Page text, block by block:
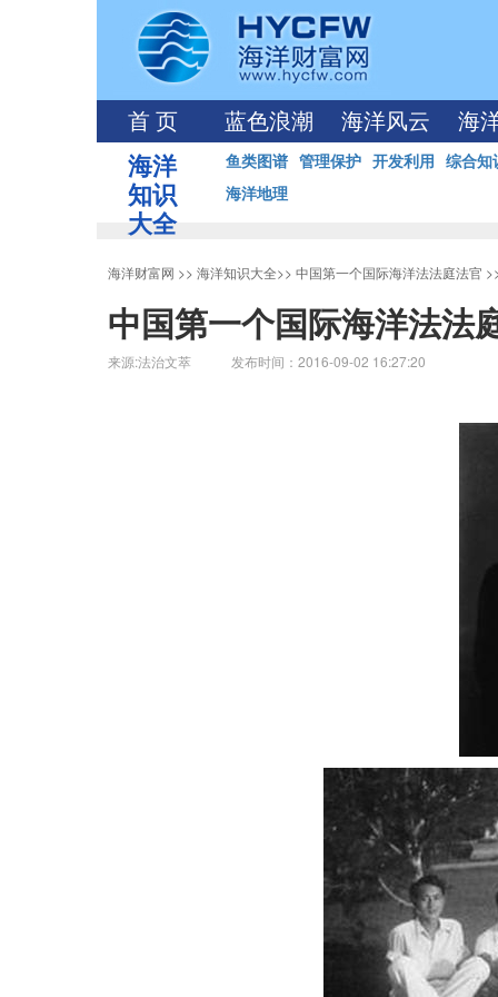
首 页 蓝色浪潮 海洋风云 海
海洋
知识
大全
鱼类图谱 管理保护 开发利用 综合知
海洋地理
海洋财富网 >> 海洋知识大全>> 中国第一个国际海洋法法庭法官
中国第一个国际海洋法法
来源:法治文萃 发布时间：2016-09-02 16:27:20